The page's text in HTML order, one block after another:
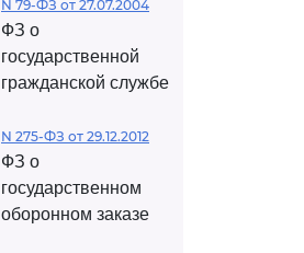
N 79-ФЗ от 27.07.2004
ФЗ о
государственной
гражданской службе
N 275-ФЗ от 29.12.2012
ФЗ о
государственном
оборонном заказе